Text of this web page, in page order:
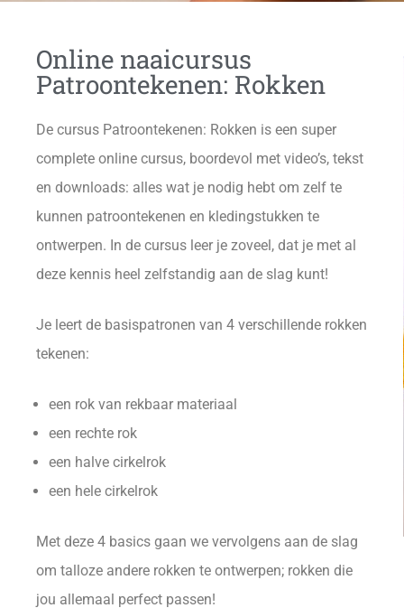
Online naaicursus
Patroontekenen: Rokken
De cursus Patroontekenen: Rokken is een super
complete online cursus, boordevol met video’s, tekst
en downloads: alles wat je nodig hebt om zelf te
kunnen patroontekenen en kledingstukken te
ontwerpen. In de cursus leer je zoveel, dat je met al
deze kennis heel zelfstandig aan de slag kunt!
Je leert de basispatronen van 4 verschillende rokken
tekenen:
een rok van rekbaar materiaal
een rechte rok
een halve cirkelrok
een hele cirkelrok
Met deze 4 basics gaan we vervolgens aan de slag
om talloze andere rokken te ontwerpen; rokken die
jou allemaal perfect passen!